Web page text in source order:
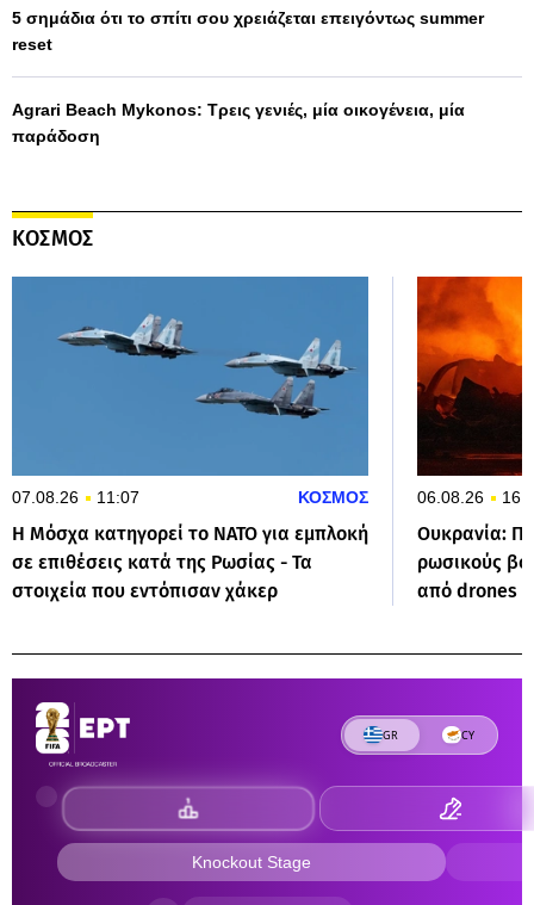
5 σημάδια ότι το σπίτι σου χρειάζεται επειγόντως summer
reset
Agrari Beach Mykonos: Τρεις γενιές, μία οικογένεια, μία
παράδοση
ΚΟΣΜΟΣ
07.08.26 11:07 ΚΟΣΜΟΣ
Η Μόσχα κατηγορεί το ΝΑΤΟ για εμπλοκή
σε επιθέσεις κατά της Ρωσίας - Τα
στοιχεία που εντόπισαν χάκερ
06.08.26
Ουκρανία:
ρωσικούς
από drones -